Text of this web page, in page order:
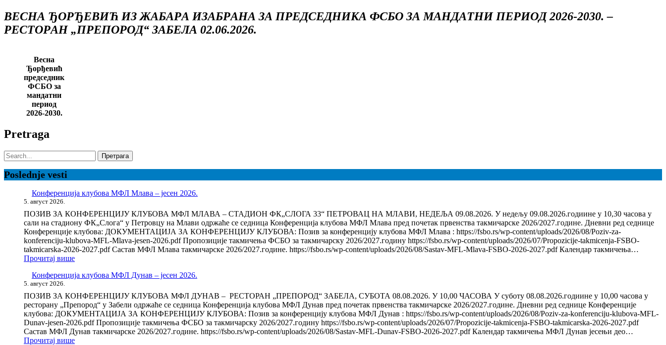
ВЕСНА ЂОРЂЕВИЋ ИЗ ЖАБАРА ИЗАБРАНА ЗА ПРЕДСЕДНИКА ФСБО ЗА МАНДАТНИ ПЕРИОД 2026-2030. –
РЕСТОРАН „ПРЕПОРОД“ ЗАБЕЛА 02.06.2026.
Весна
Ђорђевић
председник
ФСБО за
мандатни
период
2026-2030.
Pretraga
Претрага
за:
Poslednje vesti
Конференција клубова МФЛ Млава – јесен 2026.
5. август 2026.
ПОЗИВ ЗА КОНФЕРЕНЦИЈУ КЛУБОВА МФЛ МЛАВА – СТАДИОН ФК„СЛОГА 33“ ПЕТРОВАЦ НА МЛАВИ, НЕДЕЉА 09.08.2026. У недељу 09.08.2026.годиине у 10,30 часова у
сали на стадиону ФК„Слога“ у Петровцу на Млави одржаће се седница Конференција клубова МФЛ Млава пред почетак првенства такмичарске 2026/2027.године. Дневни ред седнице
Конференције клубова: ДОКУМЕНТАЦИЈА ЗА КОНФЕРЕНЦИЈУ КЛУБОВА: Позив за конференцију клубова МФЛ Млава : https://fsbo.rs/wp-content/uploads/2026/08/Poziv-za-
konferenciju-klubova-MFL-Mlava-jesen-2026.pdf Пропозиције такмичења ФСБО за такмичарску 2026/2027.годину https://fsbo.rs/wp-content/uploads/2026/07/Propozicije-takmicenja-FSBO-
takmicarska-2026-2027.pdf Састав МФЛ Млава такмичарске 2026/2027.године. https://fsbo.rs/wp-content/uploads/2026/08/Sastav-MFL-Mlava-FSBO-2026-2027.pdf Календар такмичења…
Прочитај више:
клубова
Млава
–
јесен
2026.
Конференција клубова МФЛ Дунав – јесен 2026.
5. август 2026.
ПОЗИВ ЗА КОНФЕРЕНЦИЈУ КЛУБОВА МФЛ ДУНАВ – РЕСТОРАН „ПРЕПОРОД“ ЗАБЕЛА, СУБОТА 08.08.2026. У 10,00 ЧАСОВА У суботу 08.08.2026.годиине у 10,00 часова у
ресторану „Препород“ у Забели одржаће се седница Конференција клубова МФЛ Дунав пред почетак првенства такмичарске 2026/2027.године. Дневни ред седнице Конференције
клубова: ДОКУМЕНТАЦИЈА ЗА КОНФЕРЕНЦИЈУ КЛУБОВА: Позив за конференцију клубова МФЛ Дунав : https://fsbo.rs/wp-content/uploads/2026/08/Poziv-za-konferenciju-klubova-MFL-
Dunav-jesen-2026.pdf Пропозиције такмичења ФСБО за такмичарску 2026/2027.годину https://fsbo.rs/wp-content/uploads/2026/07/Propozicije-takmicenja-FSBO-takmicarska-2026-2027.pdf
Састав МФЛ Дунав такмичарске 2026/2027.године. https://fsbo.rs/wp-content/uploads/2026/08/Sastav-MFL-Dunav-FSBO-2026-2027.pdf Календар такмичења МФЛ Дунав јесењи део…
Прочитај више: